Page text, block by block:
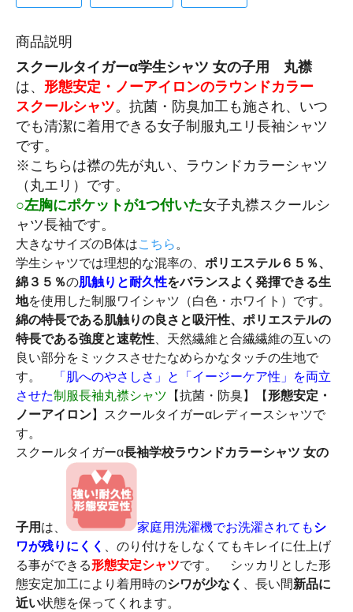
商品説明
スクールタイガーα学生シャツ 女の子用 丸襟
は、 形態安定・ノーアイロンのラウンドカラー
スクールシャツ。抗菌・防臭加工も施され、いつ
でも清潔に着用できる女子制服丸エリ長袖シャツ
です。
※こちらは襟の先が丸い、ラウンドカラーシャツ
（丸エリ）です。
○左胸にポケットが1つ付いた女子丸襟スクールシ
ャツ長袖です。
大きなサイズのB体はこちら 。
学生シャツでは理想的な混率の、 ポリエステル６５％、
綿３５％の肌触りと耐久性をバランスよく発揮できる生
地を使用した制服ワイシャツ（白色・ホワイト）です。
綿の特長である肌触りの良さと吸汗性、ポリエステルの
特長である強度と速乾性 、天然繊維と合繊繊維の互いの
良い部分をミックスさせたなめらかなタッチの生地で
す。
「肌へのやさしさ」と「イージーケア性」を両立
させた制服長袖丸襟シャツ 【抗菌・防臭】【形態安定・
ノーアイロン】スクールタイガーαレディースシャツで
す。
スクールタイガーα長袖学校ラウンドカラーシャツ 女の
子用 は、 家庭用洗濯機でお洗濯されてもシ
ワが残りにくく
、のり付けをしなくてもキレイに仕上げ
る事ができる形態安定シャツです。 シッカリとした形
態安定加工により着用時のシワが少なく 、長い間新品に
近い状態を保ってくれます。